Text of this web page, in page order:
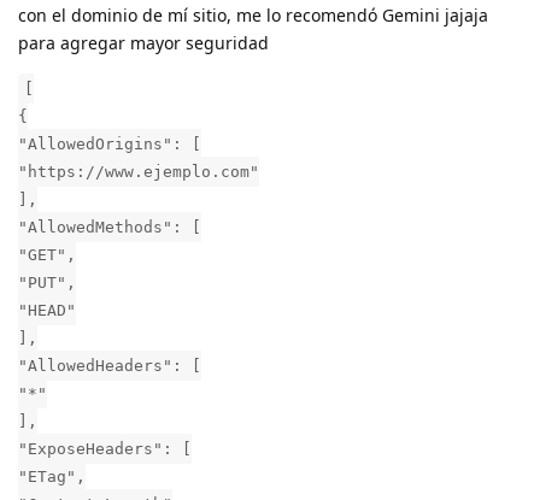
con el dominio de mí sitio, me lo recomendó Gemini jajaja
para agregar mayor seguridad
[
{
"AllowedOrigins": [
"https://www.ejemplo.com"
],
"AllowedMethods": [
"GET",
"PUT",
"HEAD"
],
"AllowedHeaders": [
"*"
],
"ExposeHeaders": [
"ETag",